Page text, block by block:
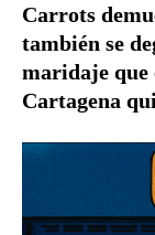
Carrots
también se
maridaje
Cartagena